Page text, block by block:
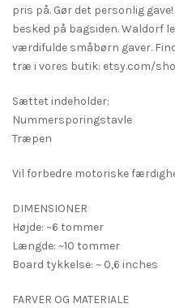
pris på. Gør det personlig
besked på bagsiden. Waldorf
værdifulde småbørn gaver.
træ i vores butik: etsy.com/
Sættet indeholder:
Nummersporingstavle
Træpen
Vil forbedre motoriske
DIMENSIONER
Højde: ~6 tommer
Længde: ~10 tommer
Board tykkelse: ~ 0,6 inches
FARVER OG MATERIALE